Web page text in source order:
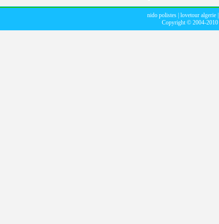
nido polistes lovetour algerie
Copyright © 2004-2010